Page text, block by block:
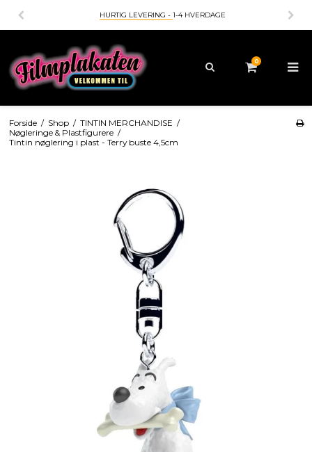
HURTIG LEVERING - 1-4 HVERDAGE
0
Forside / Shop / TINTIN MERCHANDISE /
Nøgleringe & Plastfigurere /
Tintin nøglering i plast - Terry buste 4,5cm